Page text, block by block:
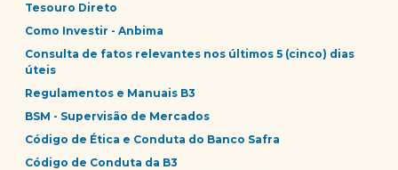
Tesouro Direto
Como Investir - Anbima
Consulta de fatos relevantes nos últimos 5 (cinco) dias
úteis
Regulamentos e Manuais B3
BSM - Supervisão de Mercados
Código de Ética e Conduta do Banco Safra
Código de Conduta da B3